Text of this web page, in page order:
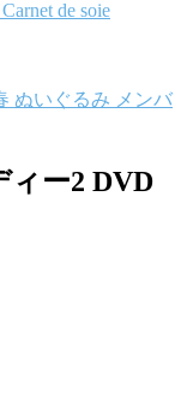
de soie
ぬいぐるみ メンバ
ィー2 DVD